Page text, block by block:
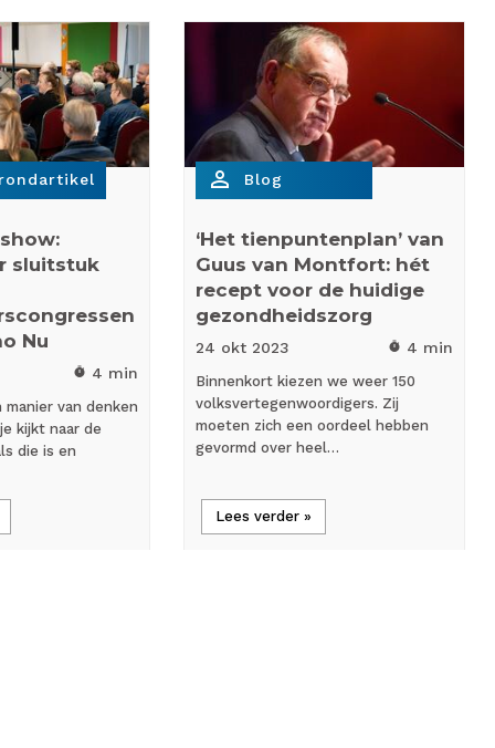
sluitstuk
Nu
timer 4 min
manier van denken
kijkt naar de
die is en
person_outline Blog
‘Het tienpuntenplan’ van
Guus van Montfort: hét
recept voor de huidige
gezondheidszorg
24 okt 2023 timer 4 min
Binnenkort kiezen we weer 150
volksvertegenwoordigers. Zij
moeten zich een oordeel hebben
gevormd over heel…
Lees verder »